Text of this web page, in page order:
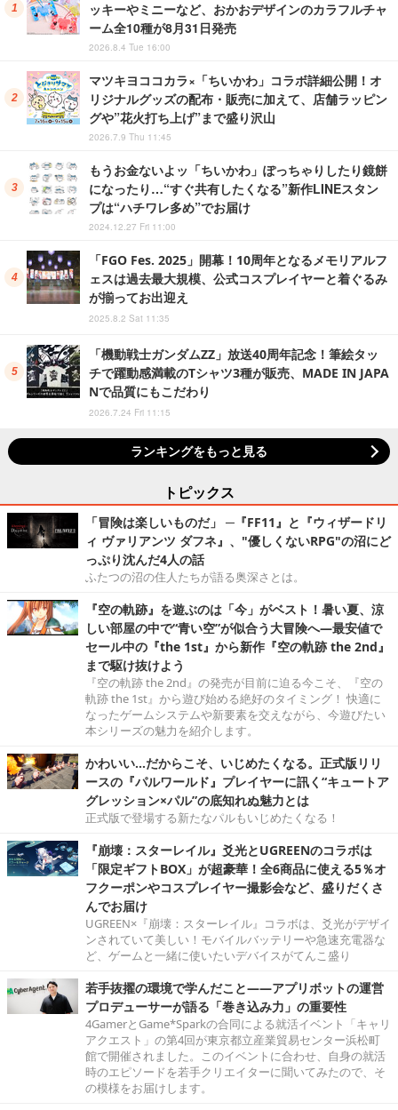
ッキーやミニーなど、おかおデザインのカラフルチャ
ーム全10種が8月31日発売
2026.8.4 Tue 16:00
マツキヨココカラ×「ちいかわ」コラボ詳細公開！オ
リジナルグッズの配布・販売に加えて、店舗ラッピン
グや”花火打ち上げ”まで盛り沢山
2026.7.9 Thu 11:45
もうお金ないよッ「ちいかわ」ぽっちゃりしたり鏡餅
になったり…“すぐ共有したくなる”新作LINEスタン
プは“ハチワレ多め”でお届け
2024.12.27 Fri 11:00
「FGO Fes. 2025」開幕！10周年となるメモリアルフ
ェスは過去最大規模、公式コスプレイヤーと着ぐるみ
が揃ってお出迎え
2025.8.2 Sat 11:35
「機動戦士ガンダムZZ」放送40周年記念！筆絵タッ
チで躍動感満載のTシャツ3種が販売、MADE IN JAPA
Nで品質にもこだわり
2026.7.24 Fri 11:15
ランキングをもっと見る
トピックス
「冒険は楽しいものだ」 ─『FF11』と『ウィザードリ
ィ ヴァリアンツ ダフネ』、"優しくないRPG"の沼にど
っぷり沈んだ4人の話
ふたつの沼の住人たちが語る奥深さとは。
『空の軌跡』を遊ぶのは「今」がベスト！暑い夏、涼
しい部屋の中で“青い空”が似合う大冒険へ―最安値で
セール中の『the 1st』から新作『空の軌跡 the 2nd』
まで駆け抜けよう
『空の軌跡 the 2nd』の発売が目前に迫る今こそ、『空の
軌跡 the 1st』から遊び始める絶好のタイミング！ 快適に
なったゲームシステムや新要素を交えながら、今遊びたい
本シリーズの魅力を紹介します。
かわいい…だからこそ、いじめたくなる。正式版リリ
ースの『パルワールド』プレイヤーに訊く“キュートア
グレッション×パル”の底知れぬ魅力とは
正式版で登場する新たなパルもいじめたくなる！
『崩壊：スターレイル』爻光とUGREENのコラボは
「限定ギフトBOX」が超豪華！全6商品に使える5％オ
フクーポンやコスプレイヤー撮影会など、盛りだくさ
んでお届け
UGREEN×『崩壊：スターレイル』コラボは、爻光がデザイ
ンされていて美しい！モバイルバッテリーや急速充電器な
ど、ゲームと一緒に使いたいデバイスがてんこ盛り
若手抜擢の環境で学んだこと――アプリボットの運営
プロデューサーが語る「巻き込み力」の重要性
4GamerとGame*Sparkの合同による就活イベント「キャリ
アクエスト」の第4回が東京都立産業貿易センター浜松町
館で開催されました。このイベントに合わせ、自身の就活
時のエピソードを若手クリエイターに聞いてみたので、そ
の模様をお届けします。